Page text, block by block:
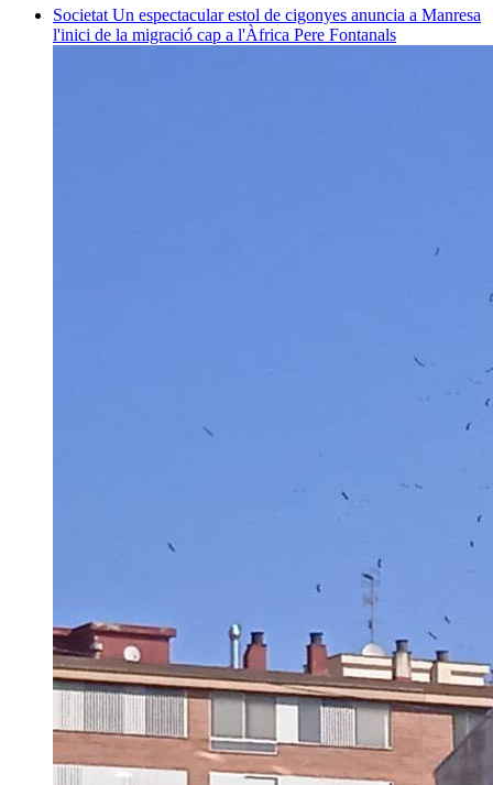
Societat Un espectacular estol de cigonyes anuncia a Manresa
l'inici de la migració cap a l'Àfrica Pere Fontanals